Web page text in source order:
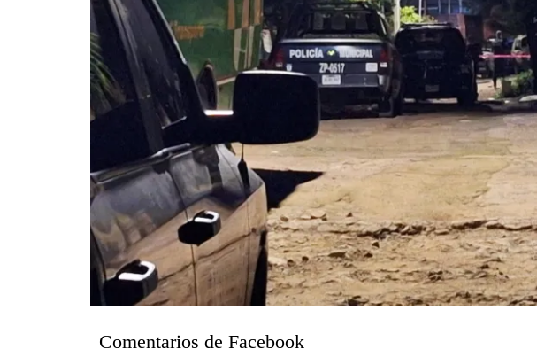
Comentarios de Facebook